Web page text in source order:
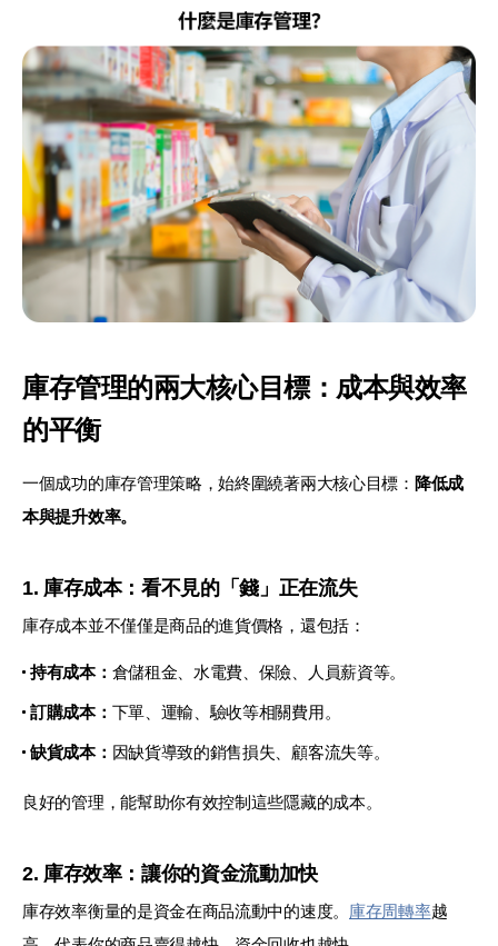
庫存管理的兩大核心目標：成本與效率
的平衡
一個成功的庫存管理策略，始終圍繞著兩大核心目標： 降低成
本與提升效率。
1. 庫存成本：看不見的「錢」正在流失
庫存成本並不僅僅是商品的進貨價格，還包括：
持有成本： 倉儲租金、水電費、保險、人員薪資等。
訂購成本： 下單、運輸、驗收等相關費用。
缺貨成本： 因缺貨導致的銷售損失、顧客流失等。
良好的管理，能幫助你有效控制這些隱藏的成本。
2. 庫存效率：讓你的資金流動加快
庫存效率衡量的是資金在商品流動中的速度。 庫存周轉率越